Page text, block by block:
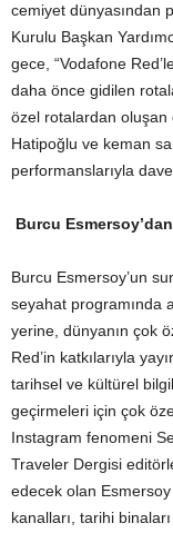
cemiyet dünyasından
Kurulu Başkan
gece, “Vodafone
daha önce gidilen
özel rotalardan oluşan
Hatipoğlu ve keman
performanslarıyla
Burcu
Burcu Esmersoy’un
seyahat programında
yerine, dünyanın çok
Red’in katkılarıyla
tarihsel ve kültürel
geçirmeleri için çok
Instagram fenomeni
Traveler Dergisi
edecek olan
kanalları, tarihi